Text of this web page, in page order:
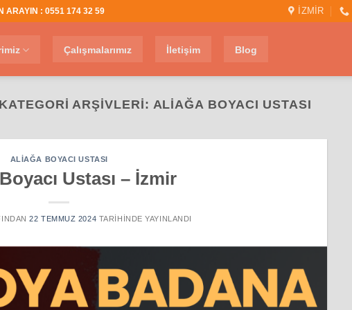
ARAYIN : 0551 174 32 59 İZMİR
Çalışmalarımız İletişim Blog
KATEGORI ARŞIVLERI: ALIAĞA BOYACI USTASI
ALIAĞA BOYACI USTASI
Ustası – İzmir
22 TEMMUZ 2024 TARIHINDE YAYINLANDI